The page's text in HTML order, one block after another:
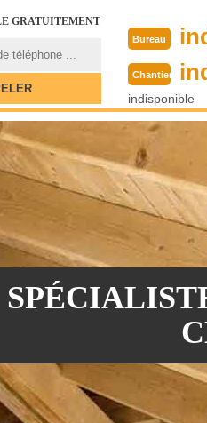
GRATUITEMENT
Bureau
Chantier
indisponible